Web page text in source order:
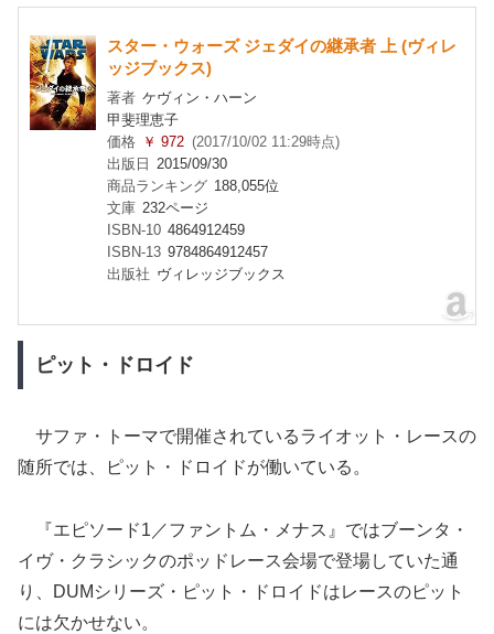
スター・ウォーズ ジェダイの継承者 上 (ヴィレ
ッジブックス)
著者 ケヴィン・ハーン
甲斐理恵子
価格
￥ 972 (2017/10/02 11:29時点)
出版日
2015/09/30
商品ランキング 188,055位
文庫 232ページ
ISBN-10 4864912459
ISBN-13 9784864912457
出版社 ヴィレッジブックス
ピット・ドロイド
サファ・トーマで開催されているライオット・レースの
随所では、ピット・ドロイドが働いている。
『エピソード1／ファントム・メナス』ではブーンタ・
イヴ・クラシックのポッドレース会場で登場していた通
り、DUMシリーズ・ピット・ドロイドはレースのピット
には欠かせない。